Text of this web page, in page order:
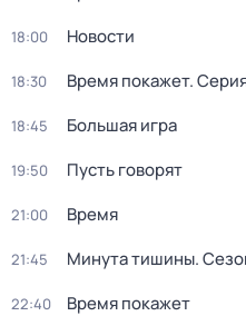
18:00 Новости
18:30 Время покажет.
18:45 Большая игра
19:50 Пусть говорят
21:00 Время
21:45 Минута тишины.
22:40 Время покажет